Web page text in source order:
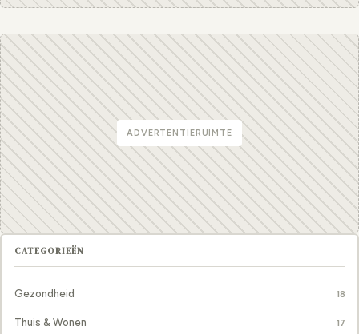
ADVERTENTIERUIMTE
CATEGORIEËN
Gezondheid 18
Thuis & Wonen 17